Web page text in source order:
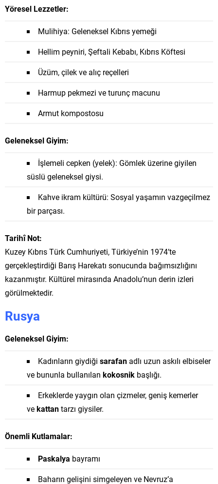
Yöresel Lezzetler:
Mulihiya: Geleneksel Kıbrıs yemeği
Hellim peyniri, Şeftali Kebabı, Kıbrıs Köftesi
Üzüm, çilek ve alıç reçelleri
Harmup pekmezi ve turunç macunu
Armut kompostosu
Geleneksel Giyim:
İşlemeli cepken (yelek): Gömlek üzerine giyilen
süslü geleneksel giysi.
Kahve ikram kültürü: Sosyal yaşamın vazgeçilmez
bir parçası.
Tarihî Not:
Kuzey Kıbrıs Türk Cumhuriyeti, Türkiye’nin 1974’te
gerçekleştirdiği Barış Harekatı sonucunda bağımsızlığını
kazanmıştır. Kültürel mirasında Anadolu’nun derin izleri
görülmektedir.
Rusya
Geleneksel Giyim:
Kadınların giydiği sarafan adlı uzun askılı elbiseler
ve bununla bullanılan kokosnik başlığı.
Erkeklerde yaygın olan çizmeler, geniş kemerler
vekattantarzı giysiler.
Önemli Kutlamalar:
Paskalya bayramı
Baharın gelişini simgeleyen ve Nevruz’a